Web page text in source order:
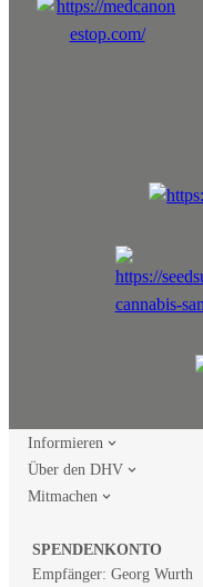
Informieren
Über den DHV
Mitmachen
SPENDENKONTO
Empfänger: Georg Wurth